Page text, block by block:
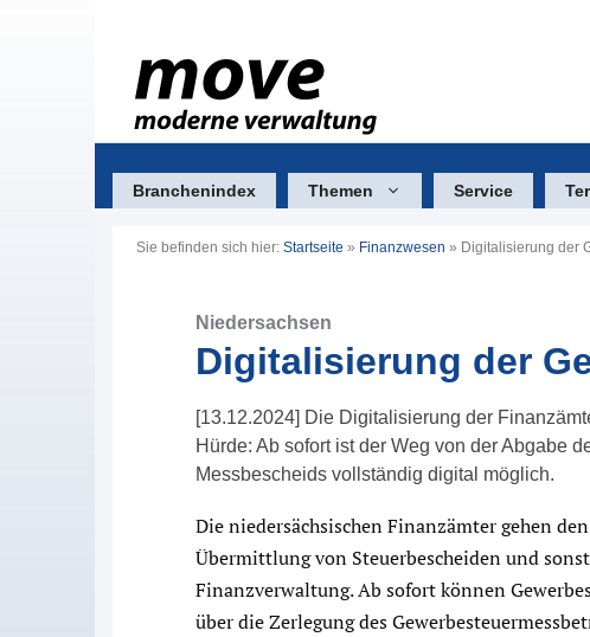
Branchenindex Themen Service
Sie befinden sich hier: Startseite » Finanzwesen » Digitalisierung der
Niedersachsen
Digitalisierung der
[13.12.2024] Die Digitalisierung der
Hürde: Ab sofort ist der Weg von der Abgabe
Messbescheids vollständig digital möglich.
Die niedersächsischen Finanzämter gehen
Übermittlung von Steuerbescheiden und
Finanzverwaltung. Ab sofort können
über die Zerlegung des